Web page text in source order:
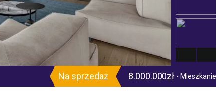
Na sprzedaż 8.000.000zł - Mieszkanie